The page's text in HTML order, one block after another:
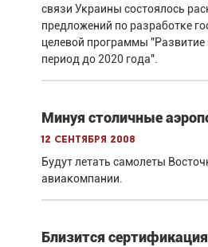
связи Украины состоялось
предложений по разработке
целевой программы "Развитие
период до 2020 года".
Минуя столичные
12 сентября 2008
Будут летать самолеты
авиакомпании.
Близится